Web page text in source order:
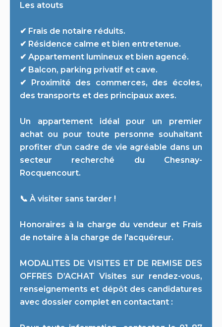
Les atouts
✔ Frais de notaire réduits.
✔ Résidence calme et bien entretenue.
✔ Appartement lumineux et bien agencé.
✔ Balcon, parking privatif et cave.
✔ Proximité des commerces, des écoles,
des transports et des principaux axes.
Un appartement idéal pour un premier
achat ou pour toute personne souhaitant
profiter d'un cadre de vie agréable dans un
secteur recherché du Chesnay-
Rocquencourt.
📞 À visiter sans tarder !
Honoraires à la charge du vendeur et Frais
de notaire à la charge de l'acquéreur.
MODALITES DE VISITES ET DE REMISE DES
OFFRES D’ACHAT Visites sur rendez-vous,
renseignements et dépôt des candidatures
avec dossier complet en contactant :